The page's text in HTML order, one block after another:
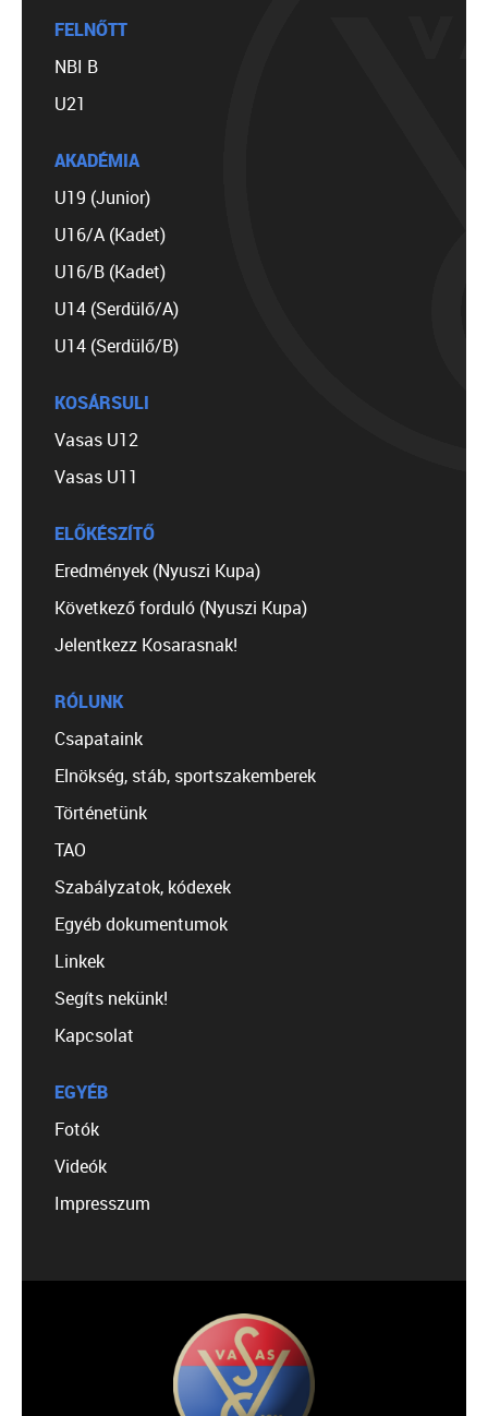
FELNŐTT
NBI B
U21
AKADÉMIA
U19 (Junior)
U16/A (Kadet)
U16/B (Kadet)
U14 (Serdülő/A)
U14 (Serdülő/B)
KOSÁRSULI
Vasas U12
Vasas U11
ELŐKÉSZÍTŐ
Eredmények (Nyuszi Kupa)
Következő forduló (Nyuszi Kupa)
Jelentkezz Kosarasnak!
RÓLUNK
Csapataink
Elnökség, stáb, sportszakemberek
Történetünk
TAO
Szabályzatok, kódexek
Egyéb dokumentumok
Linkek
Segíts nekünk!
Kapcsolat
EGYÉB
Fotók
Videók
Impresszum